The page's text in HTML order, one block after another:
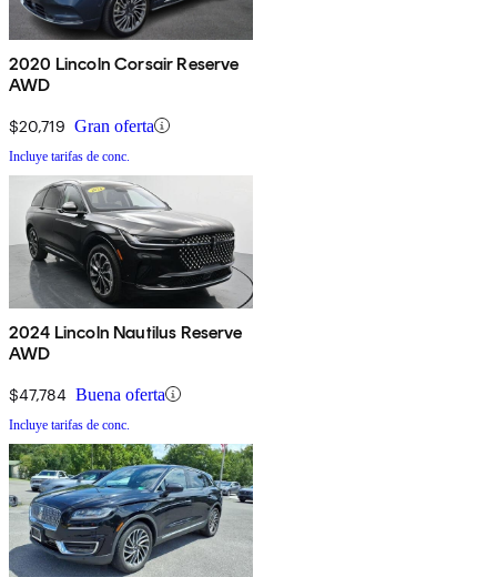
2020 Lincoln Corsair Reserve
AWD
$20,719 Gran oferta
Incluye tarifas de conc.
2024 Lincoln Nautilus Reserve
AWD
$47,784 Buena oferta
Incluye tarifas de conc.